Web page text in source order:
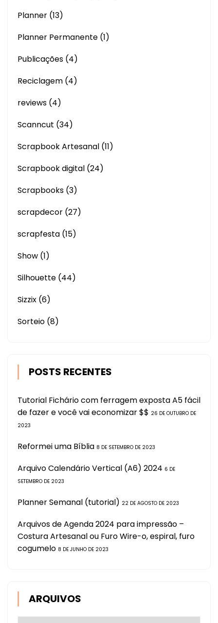
Planner (13)
Planner Permanente (1)
Publicações (4)
Reciclagem (4)
reviews (4)
Scanncut (34)
Scrapbook Artesanal (11)
Scrapbook digital (24)
Scrapbooks (3)
scrapdecor (27)
scrapfesta (15)
Show (1)
Silhouette (44)
Sizzix (6)
Sorteio (8)
POSTS RECENTES
Tutorial Fichário com ferragem exposta A5 fácil
de fazer e você vai economizar $$ 26 DE OUTUBRO DE
2023
Reformei uma Bíblia 8 DE SETEMBRO DE 2023
Arquivo Calendário Vertical (A6) 2024 6 DE
SETEMBRO DE 2023
Planner Semanal (tutorial) 22 DE AGOSTO DE 2023
Arquivos de Agenda 2024 para impressão –
Costura Artesanal ou Furo Wire-o, espiral, furo
cogumelo 8 DE JUNHO DE 2023
ARQUIVOS